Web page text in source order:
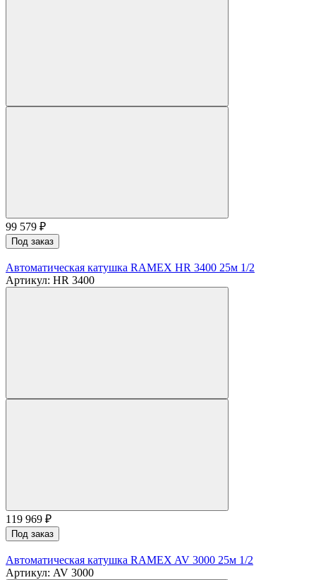
99 579 ₽
Под заказ
Автоматическая катушка RAMEX HR 3400 25м 1/2
Артикул: HR 3400
119 969 ₽
Под заказ
Автоматическая катушка RAMEX AV 3000 25м 1/2
Артикул: AV 3000